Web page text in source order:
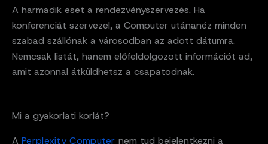
A harmadik eset a rendezvényszervezés. Ha
konferenciát szervezel, a Computer utánanéz minden
szabad szállónak a városodban az adott dátumra.
Nemcsak listát, hanem előfeldolgozott információt ad,
amit azonnal átküldhetsz a csapatodnak.
Mi a gyakorlati korlát?
A Perplexity Computer nem tud bejelentkezni a